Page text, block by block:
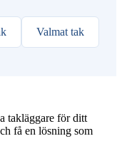
Valmat tak
takläggare för ditt
få en lösning som